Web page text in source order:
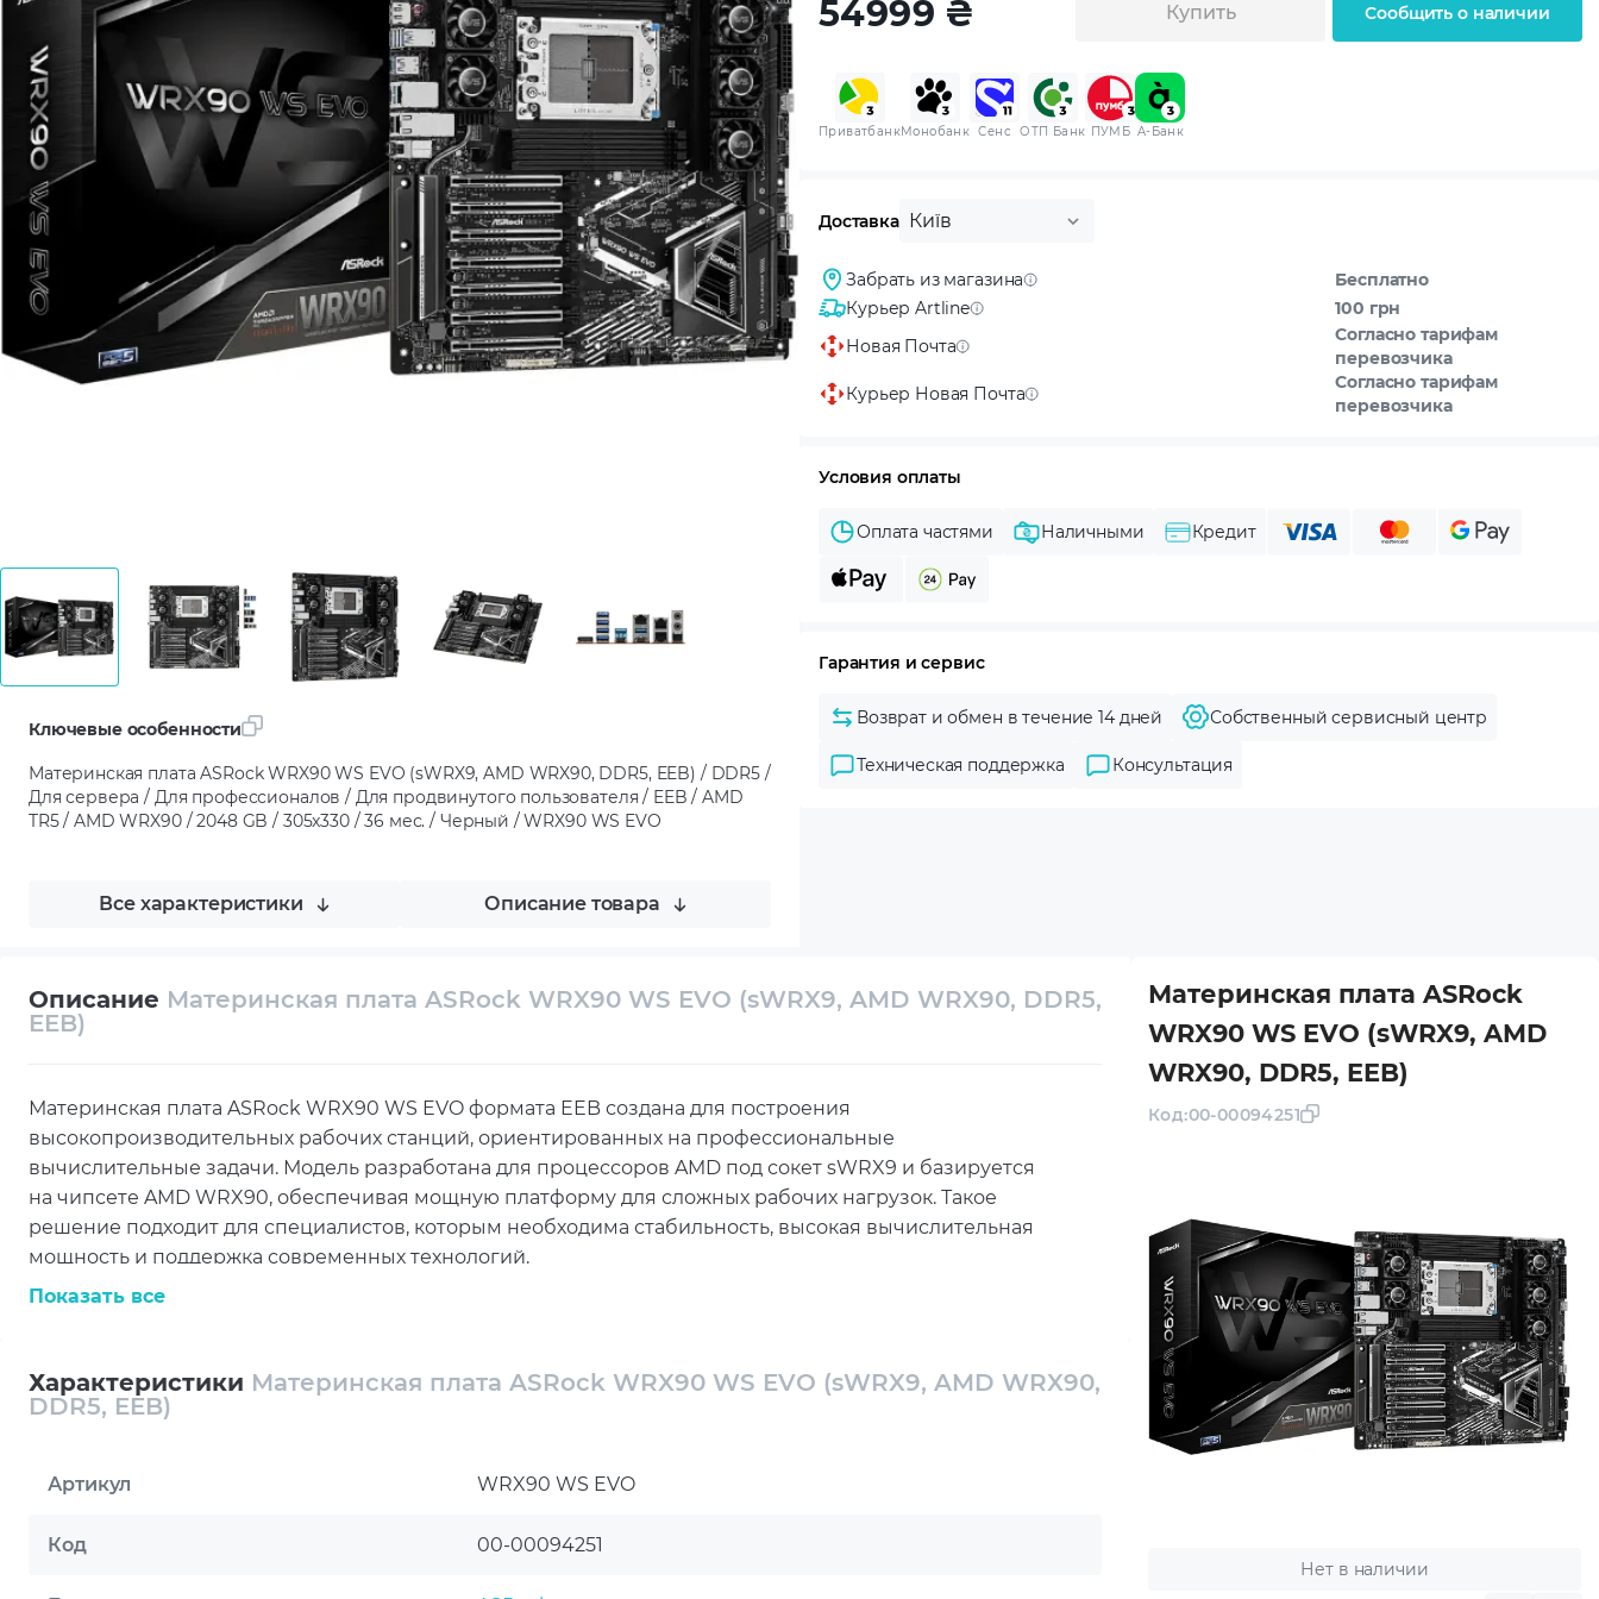
Ключевые особенности
Материнская плата ASRock WRX90 WS EVO (sWRX9, AMD WRX90, DDR5, EEB) / DDR5 /
Для сервера / Для профессионалов / Для продвинутого пользователя / EEB / AMD
TR5 / AMD WRX90 / 2048 GB / 305x330 / 36 мес. / Черный / WRX90 WS EVO
Все характеристики Описание товара
54999 ₴ Купить Сообщить о наличии
ПриватбанкМонобанк Сенс ОТП Банк ПУМБ A-Банк
Доставка Київ
Забрать из магазина
Бесплатно
Курьер Artline
100 грн
Новая Почта
Согласно тарифам
перевозчика
Курьер Новая Почта
Согласно тарифам
перевозчика
Условия оплаты
Оплата частями Наличными Кредит
Гарантия и сервис
Возврат и обмен в течение 14 дней Собственный сервисный центр
Техническая поддержка Консультация
Описание Материнская плата ASRock WRX90 WS EVO (sWRX9, AMD WRX90, DDR5,
EEB)
Материнская плата ASRock WRX90 WS EVO формата EEB создана для построения
высокопроизводительных рабочих станций, ориентированных на профессиональные
вычислительные задачи. Модель разработана для процессоров AMD под сокет sWRX9 и базируется
на чипсете AMD WRX90, обеспечивая мощную платформу для сложных рабочих нагрузок. Такое
решение подходит для специалистов, которым необходима стабильность, высокая вычислительная
мощность и поддержка современных технологий.
Поддержка памяти DDR5 позволяет системе эффективно работать с ресурсоёмкими приложениями
сложных вычислительных процессов. Благодаря современным технологиям плата обеспечивает
высокий уровень производительности при интенсивной нагрузке.
ASRock WRX90 WS EVO станет эффективной основой для рабочих станций, предназначенных для
позволяет создавать мощные конфигурации для работы с многозадачными средами,
специализированным программным обеспечением и проектами, требующими высокой скорости
обработки данных.
Показать все
Характеристики Материнская плата ASRock WRX90 WS EVO (sWRX9, AMD WRX90,
DDR5, EEB)
Артикул WRX90 WS EVO
Код 00-00094251
Материнская плата ASRock
WRX90 WS EVO (sWRX9, AMD
WRX90, DDR5, EEB)
Код:00-00094251
Нет в наличии